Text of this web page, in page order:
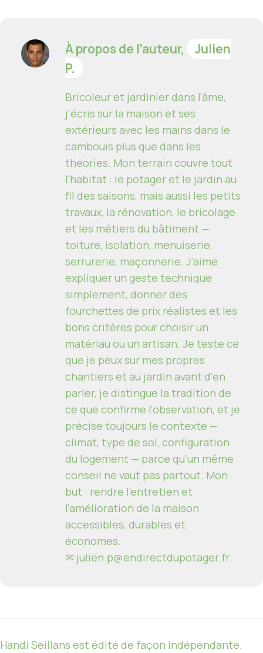
À propos de l’auteur,
Julien
P.
Bricoleur et jardinier dans l'âme,
j'écris sur la maison et ses
extérieurs avec les mains dans le
cambouis plus que dans les
théories. Mon terrain couvre tout
l'habitat : le potager et le jardin au
fil des saisons, mais aussi les petits
travaux, la rénovation, le bricolage
et les métiers du bâtiment —
toiture, isolation, menuiserie,
serrurerie, maçonnerie. J'aime
expliquer un geste technique
simplement, donner des
fourchettes de prix réalistes et les
bons critères pour choisir un
matériau ou un artisan. Je teste ce
que je peux sur mes propres
chantiers et au jardin avant d'en
parler, je distingue la tradition de
ce que confirme l'observation, et je
précise toujours le contexte —
climat, type de sol, configuration
du logement — parce qu'un même
conseil ne vaut pas partout. Mon
but : rendre l'entretien et
l'amélioration de la maison
accessibles, durables et
économes.
✉ julien.p@endirectdupotager.fr
Handi Seillans est édité de façon indépendante.